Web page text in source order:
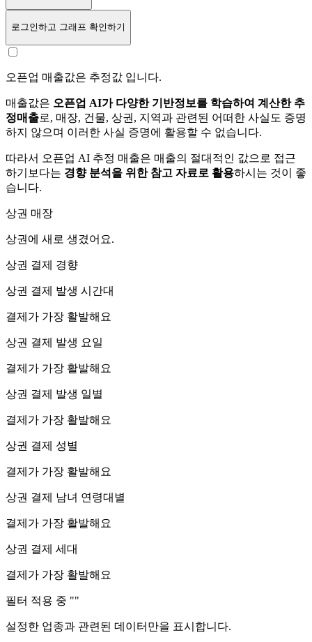
로그인하고 그래프 확인하기
오픈업 매출값은 추정값 입니다.
매출값은 오픈업 AI가 다양한 기반정보를 학습하여 계산한 추
정매출로, 매장, 건물, 상권, 지역과 관련된 어떠한 사실도 증명
하지 않으며 이러한 사실 증명에 활용할 수 없습니다.
따라서 오픈업 AI 추정 매출은 매출의 절대적인 값으로 접근
하기보다는 경향 분석을 위한 참고 자료로 활용하시는 것이 좋
습니다.
상권 매장
상권에 새로 생겼어요.
상권 결제 경향
상권 결제 발생 시간대
결제가 가장 활발해요
상권 결제 발생 요일
결제가 가장 활발해요
상권 결제 발생 일별
결제가 가장 활발해요
상권 결제 성별
결제가 가장 활발해요
상권 결제 남녀 연령대별
결제가 가장 활발해요
상권 결제 세대
결제가 가장 활발해요
필터 적용 중 ""
설정한 업종과 관련된 데이터만을 표시합니다.